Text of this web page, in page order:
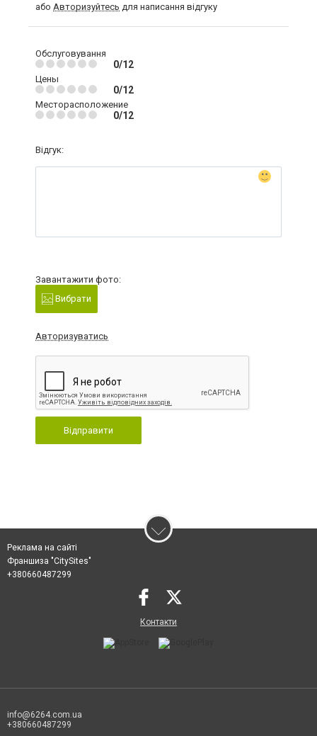
або Авторизуйтесь для написання відгуку
Обслуговування
0/12
Цены
0/12
Месторасположение
0/12
Відгук:
Завантажити фото:
Вибрати
Авторизуватись
Відправити
Реклама на сайті
Франшиза "CitySites"
+380660487299
Контакти
info@6264.com.ua
+380660487299